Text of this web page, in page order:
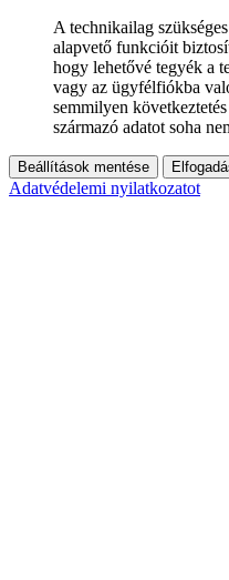
A technikailag
alapvető funkcióit
hogy lehetővé tegyék a
vagy az ügyfélfiókba
semmilyen
származó adatot soha
Beállítások mentése
Adatvédelemi nyilatkozatot